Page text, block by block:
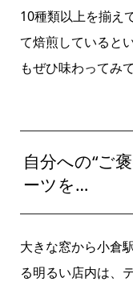
10種類以上を揃え
て焙煎していると
もぜひ味わってみ
自分への“ご
ーツを…
大きな窓から小倉
る明るい店内は、